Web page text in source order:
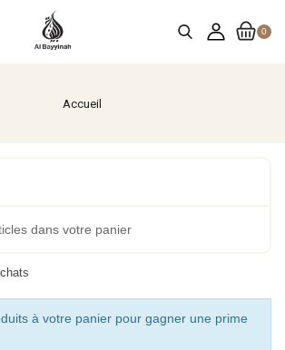
0
Accueil
dans votre panier
à votre panier pour gagner une prime